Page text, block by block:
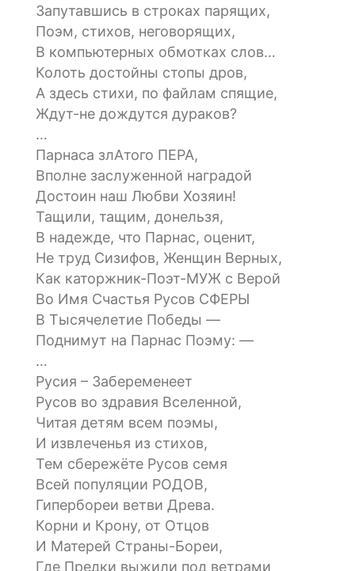
Запутавшись в строках парящих,
Поэм, стихов, неговорящих,
В компьютерных обмотках слов…
Колоть достойны стопы дров,
А здесь стихи, по файлам спящие,
Ждут-не дождутся дураков?
…
Парнаса злАтого ПЕРА,
Вполне заслуженной наградой
Достоин наш Любви Хозяин!
Тащили, тащим, донельзя,
В надежде, что Парнас, оценит,
Не труд Сизифов, Женщин Верных,
Как каторжник-Поэт-МУЖ с Верой
Во Имя Счастья Русов СФЕРЫ
В Тысячелетие Победы —
Поднимут на Парнас Поэму: —
…
Русия – Забеременеет
Русов во здравия Вселенной,
Читая детям всем поэмы,
И извлеченья из стихов,
Тем сбережёте Русов семя
Всей популяции РОДОВ,
Гипербореи ветви Древа.
Корни и Крону, от Отцов
И Матерей Страны-Бореи,
Где Предки выжили под ветрами